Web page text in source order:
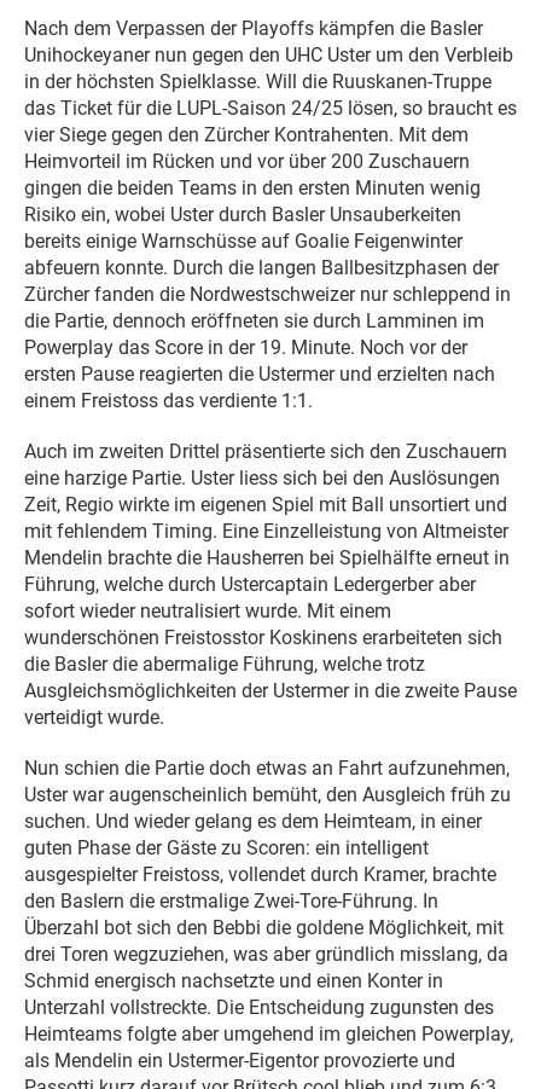
Nach dem Verpassen der Playoffs kämpfen die Basler
Unihockeyaner nun gegen den UHC Uster um den Verbleib
in der höchsten Spielklasse. Will die Ruuskanen-Truppe
das Ticket für die LUPL-Saison 24/25 lösen, so braucht es
vier Siege gegen den Zürcher Kontrahenten. Mit dem
Heimvorteil im Rücken und vor über 200 Zuschauern
gingen die beiden Teams in den ersten Minuten wenig
Risiko ein, wobei Uster durch Basler Unsauberkeiten
bereits einige Warnschüsse auf Goalie Feigenwinter
abfeuern konnte. Durch die langen Ballbesitzphasen der
Zürcher fanden die Nordwestschweizer nur schleppend in
die Partie, dennoch eröffneten sie durch Lamminen im
Powerplay das Score in der 19. Minute. Noch vor der
ersten Pause reagierten die Ustermer und erzielten nach
einem Freistoss das verdiente 1:1.
Auch im zweiten Drittel präsentierte sich den Zuschauern
eine harzige Partie. Uster liess sich bei den Auslösungen
Zeit, Regio wirkte im eigenen Spiel mit Ball unsortiert und
mit fehlendem Timing. Eine Einzelleistung von Altmeister
Mendelin brachte die Hausherren bei Spielhälfte erneut in
Führung, welche durch Ustercaptain Ledergerber aber
sofort wieder neutralisiert wurde. Mit einem
wunderschönen Freistosstor Koskinens erarbeiteten sich
die Basler die abermalige Führung, welche trotz
Ausgleichsmöglichkeiten der Ustermer in die zweite Pause
verteidigt wurde.
Nun schien die Partie doch etwas an Fahrt aufzunehmen,
Uster war augenscheinlich bemüht, den Ausgleich früh zu
suchen. Und wieder gelang es dem Heimteam, in einer
guten Phase der Gäste zu Scoren: ein intelligent
ausgespielter Freistoss, vollendet durch Kramer, brachte
den Baslern die erstmalige Zwei-Tore-Führung. In
Überzahl bot sich den Bebbi die goldene Möglichkeit, mit
drei Toren wegzuziehen, was aber gründlich misslang, da
Schmid energisch nachsetzte und einen Konter in
Unterzahl vollstreckte. Die Entscheidung zugunsten des
Heimteams folgte aber umgehend im gleichen Powerplay,
als Mendelin ein Ustermer-Eigentor provozierte und